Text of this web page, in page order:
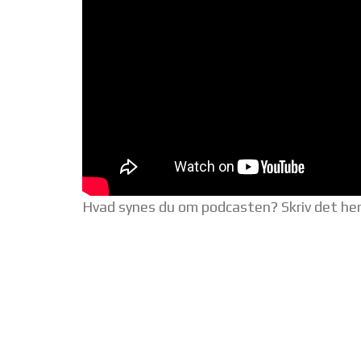
Hvad synes du om podcasten? Skriv det